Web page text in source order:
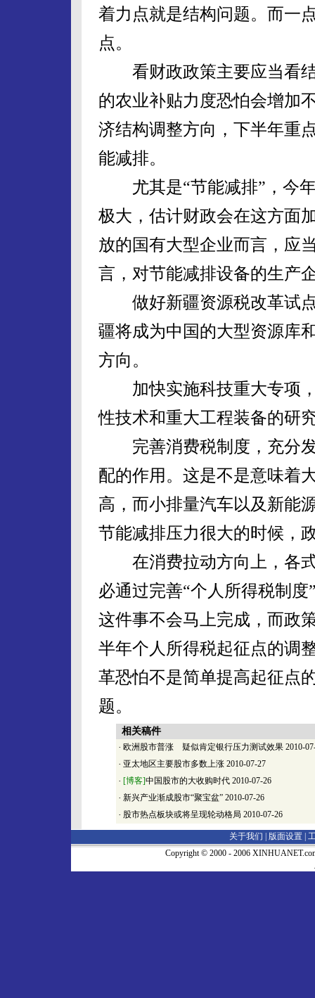
着力点就是结构问题。而一
点。
看财政政策主要应当看结
的农业补贴力度恐怕会增加
济结构调整方向，下半年重
能减排。
尤其是“节能减排”，今年
极大，估计财政会在这方面
放的国有大型企业而言，应
言，对节能减排设备的生产
做好新疆资源税改革试点
疆将成为中国的大型资源库
方向。
加快实施科技重大专项，
性技术和重大工程装备的研
完善消费税制度，充分发
配的作用。这是不是意味着
高，而小排量汽车以及新能
节能减排压力很大的时候，
在消费拉动方向上，各式
必通过完善“个人所得税制
这件事不会马上完成，而政
半年个人所得税起征点的调
革恐怕不是简单提高起征点
题。
相关稿件
· 欧洲股市普涨 疑似肯定银行压力测试效果 2010-
· 亚太地区主要股市多数上涨 2010-07-27
· [博客]中国股市的大收购时代 2010-07-26
· 新兴产业渐成股市“聚宝盆” 2010-07-26
· 股市热点板块或将呈现轮动格局 2010-07-26
关于我们 | 版面设置
Copyright © 2000 - 2006